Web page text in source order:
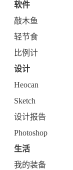
软件
敲木鱼
轻节食
比例计
设计
Heocan
Sketch
设计报告
Photoshop
生活
我的装备